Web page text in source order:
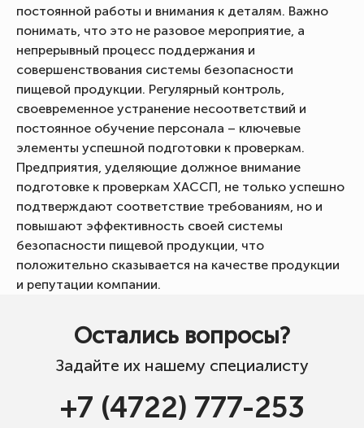
постоянной работы и внимания к деталям. Важно
понимать, что это не разовое мероприятие, а
непрерывный процесс поддержания и
совершенствования системы безопасности
пищевой продукции. Регулярный контроль,
своевременное устранение несоответствий и
постоянное обучение персонала – ключевые
элементы успешной подготовки к проверкам.
Предприятия, уделяющие должное внимание
подготовке к проверкам ХАССП, не только успешно
подтверждают соответствие требованиям, но и
повышают эффективность своей системы
безопасности пищевой продукции, что
положительно сказывается на качестве продукции
и репутации компании.
Остались вопросы?
Задайте их нашему специалисту
+7 (4722) 777-253